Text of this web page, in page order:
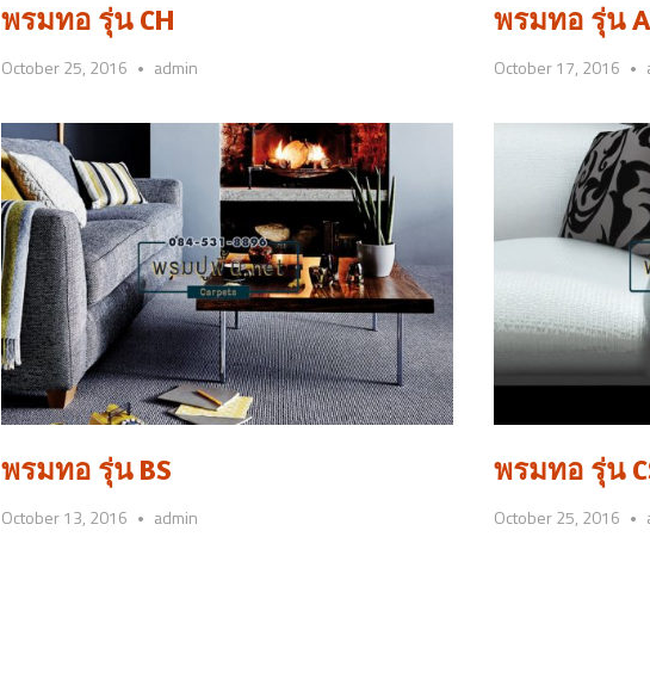
พรมทอ รุ่น CH
October 25, 2016 admin
พรมทอ รุ่น
October 17, 2016
พรมทอ รุ่น BS
October 13, 2016 admin
พรมทอ รุ่น
October 25, 2016